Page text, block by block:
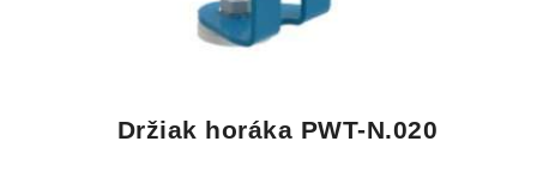
Držiak horáka PWT-N.020